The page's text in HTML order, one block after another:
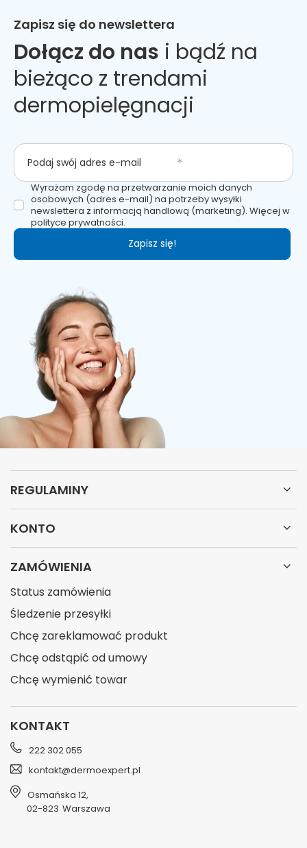
Zapisz się do newslettera
Dołącz do nas i bądź na
bieżąco z trendami
dermopielęgnacji
Podaj swój adres e-mail
Wyrażam zgodę na przetwarzanie moich danych
osobowych (adres e-mail) na potrzeby wysyłki
newslettera z informacją handlową (marketing). Więcej w
polityce prywatności.
Zapisz się!
REGULAMINY
KONTO
ZAMÓWIENIA
Status zamówienia
Śledzenie przesyłki
Chcę zareklamować produkt
Chcę odstąpić od umowy
Chcę wymienić towar
KONTAKT
222 302 055
kontakt@dermoexpert.pl
Osmańska 12,
02-823 Warszawa